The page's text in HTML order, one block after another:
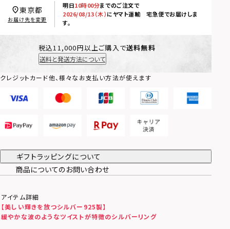
明日10時00分までのご注文で
2026/08/13（木）にヤマト運輸 宅急便でお届けしま
す。
東京都
お届け先を変更
税込11,000円以上ご購入で送料無料
送料と発送方法について
クレジットカード他、様々なお支払い方法が使えます
ギフトラッピングについて
商品についてのお問い合わせ
アイテム詳細
【美しい輝きを放つシルバー925製】
緩やかな波のようなツイストが特徴のシルバーリング